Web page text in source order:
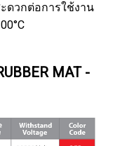
ดวกต่อการใช้งาน
MAT -